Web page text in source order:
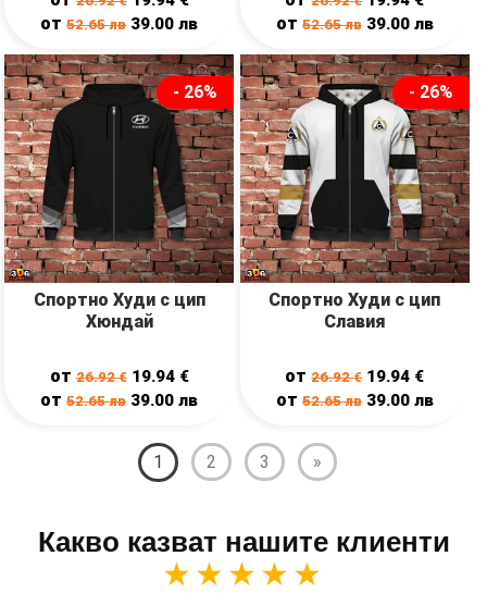
от52.65лв 39.00лв от 52.65лв 39.00 лв
- 26%
Спортно Худи с цип
Хюндай
от26.92€ 19.94 €
от52.65лв 39.00лв
- 26%
Спортно Худи с цип
Славия
от26.92€ 19.94 €
от 52.65лв 39.00 лв
1 2 3 »
Какво казват нашите клиенти
★★★★★